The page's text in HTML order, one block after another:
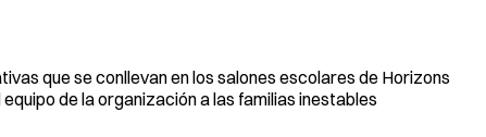
que se conllevan en los salones escolares de Horizons
de la organización a las familias inestables